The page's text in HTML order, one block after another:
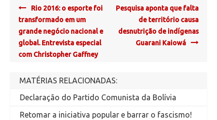
Post
navigation
Rio 2016: o esporte foi
transformado em um
grande negócio nacional e
global. Entrevista especial
com Christopher Gaffney
Pesquisa aponta que falta
de território causa
desnutrição de indígenas
Guarani Kaiowá
MATÉRIAS RELACIONADAS:
Declaração do Partido Comunista da Bolívia
Retomar a iniciativa popular e barrar o fascismo!